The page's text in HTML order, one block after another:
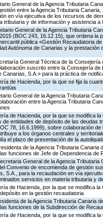
General de la Agencia Tributaria
entre la Agencia Tributaria
en vía ejecutiva de los recursos de
tributaria y de información y asistencia a
General de la Agencia Tributaria
(BOC 243, 16.12.15), que ordena
pública «Gestión Recaudatoria
Autónoma de Canarias y la
General Técnica de la
suscrito entre la Consejería
Canarias, S.A.» para la práctica de
de Hacienda, por la que se fija la
General de la Agencia Tributaria
entre la Agencia Tributaria
de Hacienda, por la que se modifica
entidades de depósito de las
78, 16.6.1999), sobre colaboración
a los órganos centrales y
el plazo de presentación de la
de la Agencia Tributaria
funciones de Jefe de Dependencia de
General de la Agencia
Convenio de encomienda de gestión
S.A., para la recaudación en vía
servicios en materia tributaria y
de Hacienda, por la que se modifica
en la gestión recaudatoria
de la Agencia Tributaria Canaria
funciones de la Subdirección de
de Hacienda, por la que se modifica